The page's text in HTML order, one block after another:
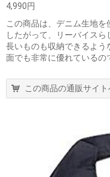
4,990円
この商品は、デニム生地を
したがって、リーバイスら
長いものも収納できるよ
面でも非常に優れているの
この商品の通販サイト